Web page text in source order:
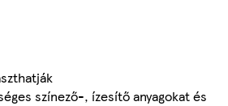
színező-, ízesítő anyagokat és